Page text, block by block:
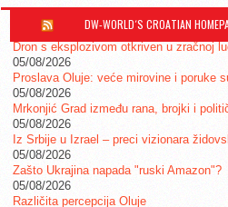
DW-WORLD´S CROATIAN
Dron s eksplozivom otkriven u zračnoj
05/08/2026
Proslava Oluje: veće mirovine i poruke
05/08/2026
Mrkonjić Grad između rana, brojki i
05/08/2026
Iz Srbije u Izrael – preci vizionara
05/08/2026
Zašto Ukrajina napada "ruski Amazon"?
05/08/2026
Različita percepcija Oluje